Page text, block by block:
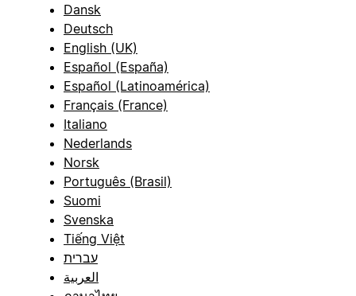
Dansk
Deutsch
English (UK)
Español (España)
Español (Latinoamérica)
Français (France)
Italiano
Nederlands
Norsk
Português (Brasil)
Suomi
Svenska
Tiếng Việt
עברית
العربية